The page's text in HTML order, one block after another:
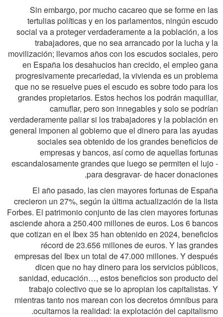
Sin embargo, por mucho cacareo que se forme en las
tertulias políticas y en los parlamentos, ningún escudo
social va a proteger verdaderamente a la población, a los
trabajadores, que no sea arrancado por la lucha y la
movilización; llevamos años con los escudos sociales, pero
en España los desahucios han crecido, el empleo gana
progresivamente precariedad, la vivienda es un problema
que no se resuelve pues el escudo es sobre todo para los
grandes propietarios. Estos hechos los podrán maquillar,
camuflar, pero son innegables y solo se podrían
verdaderamente paliar si los trabajadores y la población en
general imponen al gobierno que el dinero para las ayudas
sociales sea obtenido de los grandes beneficios de
empresas y bancos, así como de aquellas fortunas
escandalosamente grandes que luego se permiten el lujo -
para desgravar- de hacer donaciones.
El año pasado, las cien mayores fortunas de España
crecieron un 27%, según la última actualización de la lista
Forbes. El patrimonio conjunto de las cien mayores fortunas
asciende ahora a 250.400 millones de euros. Los 6 bancos
que cotizan en el Ibex 35 han obtenido en 2024, beneficios
récord de 23.656 millones de euros. Y las grandes
empresas del Ibex un total de 47.000 millones. Y después
dicen que no hay dinero para los servicios públicos,
sanidad, educación…, estos beneficios son producto del
trabajo colectivo que se lo apropian los capitalistas. Y
mientras tanto nos marean con los decretos ómnibus para
ocultarnos la realidad: la explotación del capitalismo.